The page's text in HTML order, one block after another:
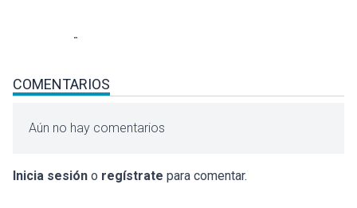
COMENTARIOS
Aún no hay comentarios
Inicia sesión o regístrate para comentar.